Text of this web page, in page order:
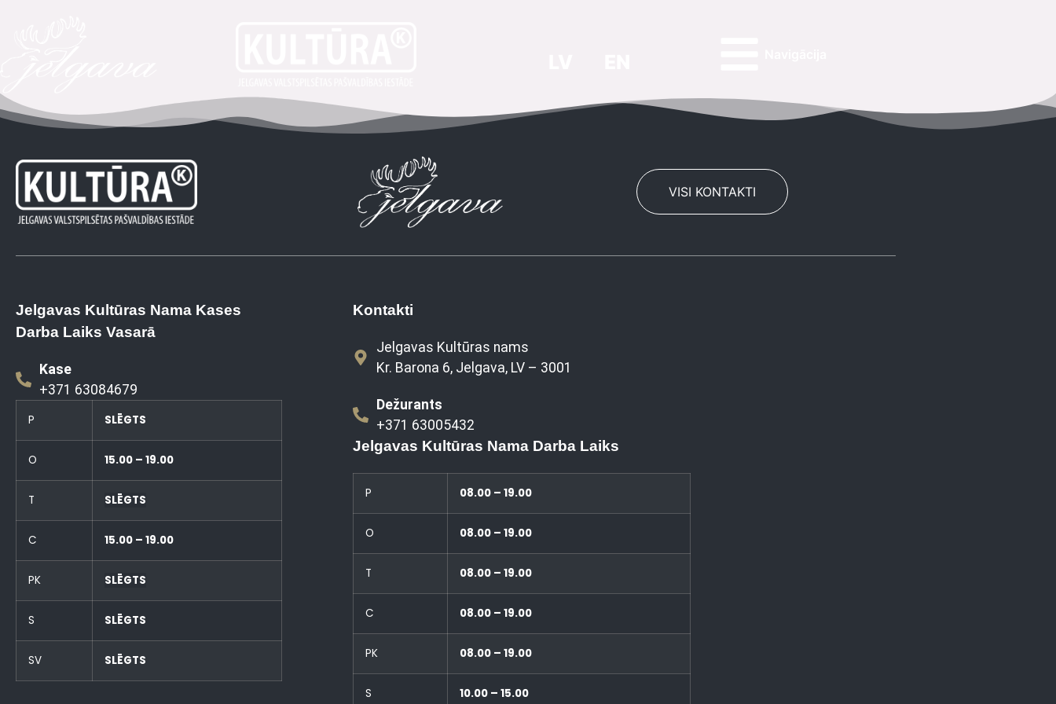
VISI KONTAKTI
Jelgavas Kultūras Nama Kases
Darba Laiks Vasarā
Kase
+371 63084679
P SLĒGTS
O 15.00 – 19.00
T SLĒGTS
C 15.00 – 19.00
PK SLĒGTS
S SLĒGTS
SV SLĒGTS
Kontakti
Jelgavas Kultūras nams
Kr. Barona 6, Jelgava, LV – 3001
Dežurants
+371 63005432
Jelgavas Kultūras Nama Darba Laiks
P 08.00 – 19.00
O 08.00 – 19.00
T 08.00 – 19.00
C 08.00 – 19.00
PK 08.00 – 19.00
S 10.00 – 15.00